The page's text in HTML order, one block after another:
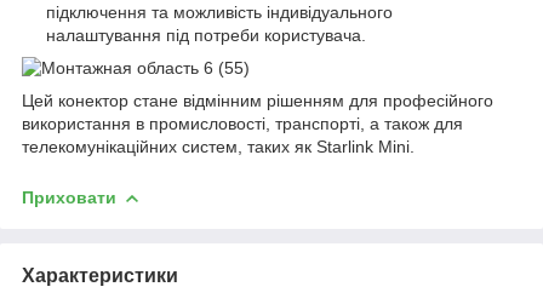
підключення та можливість індивідуального
налаштування під потреби користувача.
Цей конектор стане відмінним рішенням для професійного
використання в промисловості, транспорті, а також для
телекомунікаційних систем, таких як Starlink Mini.
Приховати
Характеристики